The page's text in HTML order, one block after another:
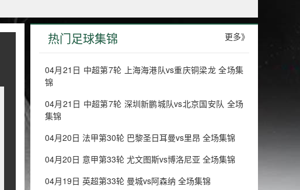
热门足球集锦 更多》
04月21日 中超第7轮 上海海港队vs重庆铜梁龙 全场集
锦
04月21日 中超第7轮 深圳新鹏城队vs北京国安队 全场
集锦
04月20日 法甲第30轮 巴黎圣日耳曼vs里昂 全场集锦
04月20日 意甲第33轮 尤文图斯vs博洛尼亚 全场集锦
04月19日 英超第33轮 曼城vs阿森纳 全场集锦